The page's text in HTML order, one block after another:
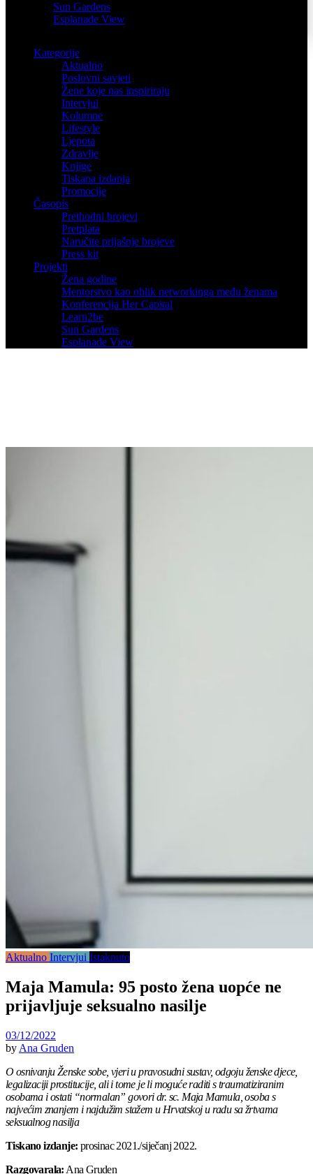
Sun Gardens
Esplanade View
Kategorije
Aktualno
Poslovni savjeti
Žene koje nas inspiriraju
Intervjui
Kolumne
Lifestyle
Ljepota
Zdravlje
Knjige
Tiskana izdanja
Promocije
Časopis
Prethodni brojevi
Pretplata
Naručite prijašnje brojeve
Press kit
Projekti
Žena godine
Mentorstvo kao oblik networkinga među ženama
Konferencija Her Capital
Learn2be
Sun Gardens
Esplanade View
Aktualno Intervjui Istaknuto
Maja Mamula: 95 posto žena uopće ne
prijavljuje seksualno nasilje
03/12/2022
by Ana Gruden
O osnivanju Ženske sobe, vjeri u pravosudni sustav, odgoju ženske djece,
legalizaciji prostitucije, ali i tome je li moguće raditi s traumatiziranim
osobama i ostati “normalan” govori dr. sc. Maja Mamula, osoba s
najvećim znanjem i najdužim stažem u Hrvatskoj u radu sa žrtvama
seksualnog nasilja
Tiskano izdanje: prosinac 2021./siječanj 2022.
Razgovarala: Ana Gruden